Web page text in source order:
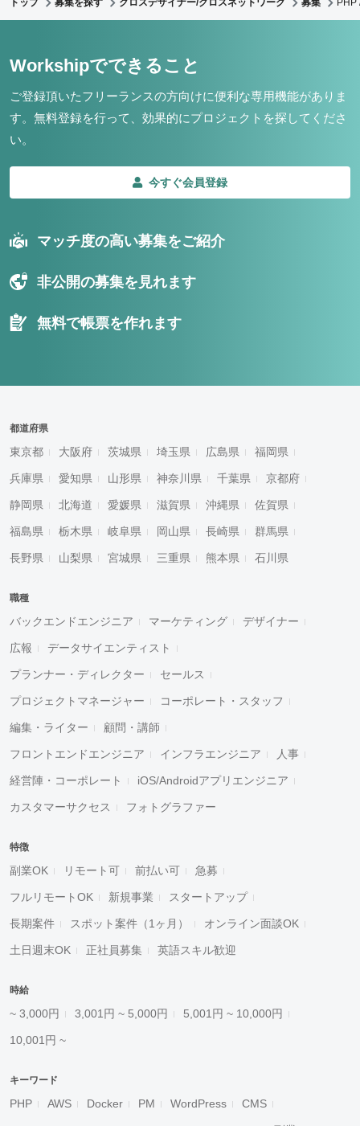
トップ 募集を探す クロスデザイナー/クロスネットワーク 募集
Workshipでできること
ご登録頂いたフリーランスの方向けに便利な専用機能がありま
す。 無料登録を行って、効果的にプロジェクトを探してくださ
い。
今すぐ会員登録
マッチ度の高い募集をご紹介
非公開の募集を見れます
無料で帳票を作れます
都道府県
東京都 大阪府 茨城県 埼玉県 広島県 福岡県
兵庫県 愛知県 山形県 神奈川県 千葉県 京都府
静岡県 北海道 愛媛県 滋賀県 沖縄県 佐賀県
福島県 栃木県 岐阜県 岡山県 長崎県 群馬県
長野県 山梨県 宮城県 三重県 熊本県 石川県
職種
バックエンドエンジニア マーケティング デザイナー
広報 データサイエンティスト
プランナー・ディレクター セールス
プロジェクトマネージャー コーポレート・スタッフ
編集・ライター 顧問・講師
フロントエンドエンジニア インフラエンジニア 人事
経営陣・コーポレート iOS/Androidアプリエンジニア
カスタマーサクセス フォトグラファー
特徴
副業OK リモート可 前払い可 急募
フルリモートOK 新規事業 スタートアップ
長期案件 スポット案件（1ヶ月） オンライン面談OK
土日週末OK 正社員募集 英語スキル歓迎
時給
~ 3,000円 3,001円 ~ 5,000円 5,001円 ~ 10,000円
10,001円 ~
キーワード
PHP AWS Docker PM WordPress CMS